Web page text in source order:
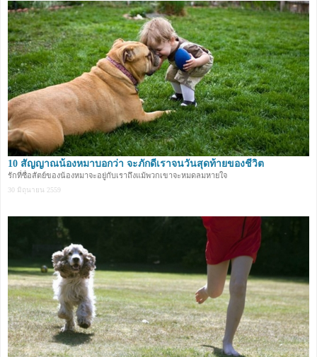
10 สัญญาณน้องหมาบอกว่า จะภักดีเราจนวันสุดท้ายของชีวิต
รักที่ซื่อสัตย์ของน้องหมาจะอยู่กับเราถึงแม้พวกเขาจะหมดลมหายใจ
30 มิถุนายน 2559